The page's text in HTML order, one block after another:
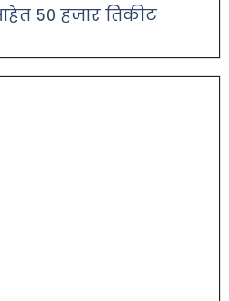
50 हजार तिकीट